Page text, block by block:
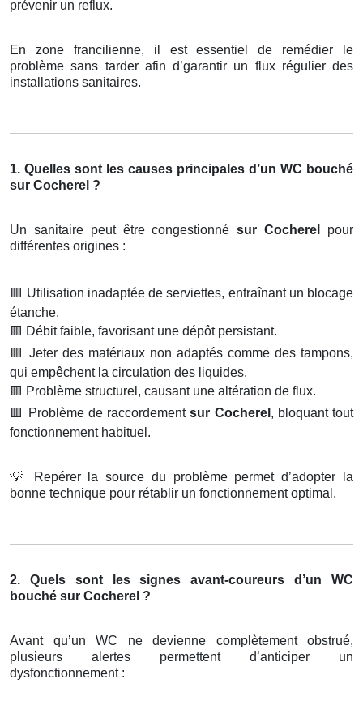
prévenir un reflux.
En zone francilienne, il est essentiel de remédier le
problème sans tarder afin d’garantir un flux régulier des
installations sanitaires.
1. Quelles sont les causes principales d’un WC bouché
sur Cocherel ?
Un sanitaire peut être congestionnésur Cocherel pour
différentes origines :
🟥 Utilisation inadaptée de serviettes, entraînant un blocage
étanche.
🟥 Débit faible, favorisant une dépôt persistant.
🟥
Jeter des matériaux non adaptés comme des tampons,
qui empêchent la circulation des liquides.
🟥 Problème structurel, causant une altération de flux.
🟥
Problème de raccordementsur Cocherel , bloquant tout
fonctionnement habituel.
💡
Repérer la source du problème permet d’adopter la
bonne technique pour rétablir un fonctionnement optimal.
2. Quels sont les signes avant-coureurs d’un WC
bouché sur Cocherel ?
Avant qu’un WC ne devienne complètement obstrué,
plusieurs alertes permettent d’anticiper un
dysfonctionnement :